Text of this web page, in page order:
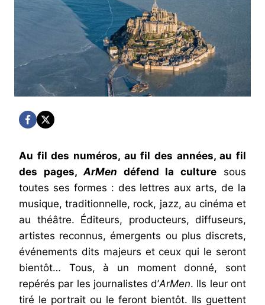
Au fil des numéros, au fil des années, au fil
des pages,ArMen défend la culture sous
toutes ses formes : des lettres aux arts, de la
musique, traditionnelle, rock, jazz, au cinéma et
au théâtre. Éditeurs, producteurs, diffuseurs,
artistes reconnus, émergents ou plus discrets,
événements dits majeurs et ceux qui le seront
bientôt… Tous, à un moment donné, sont
repérés par les journalistes d’ArMen. Ils leur ont
tiré le portrait ou le feront bientôt. Ils guettent